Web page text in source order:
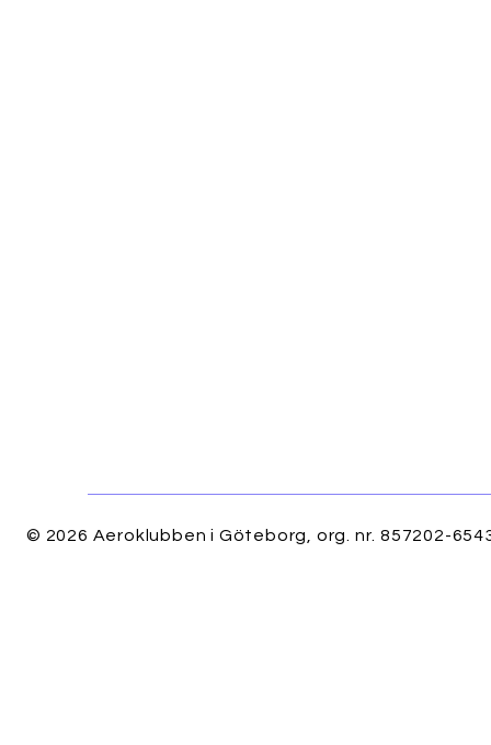
© 2026 Aeroklubben i Göteborg, org. nr. 857202-